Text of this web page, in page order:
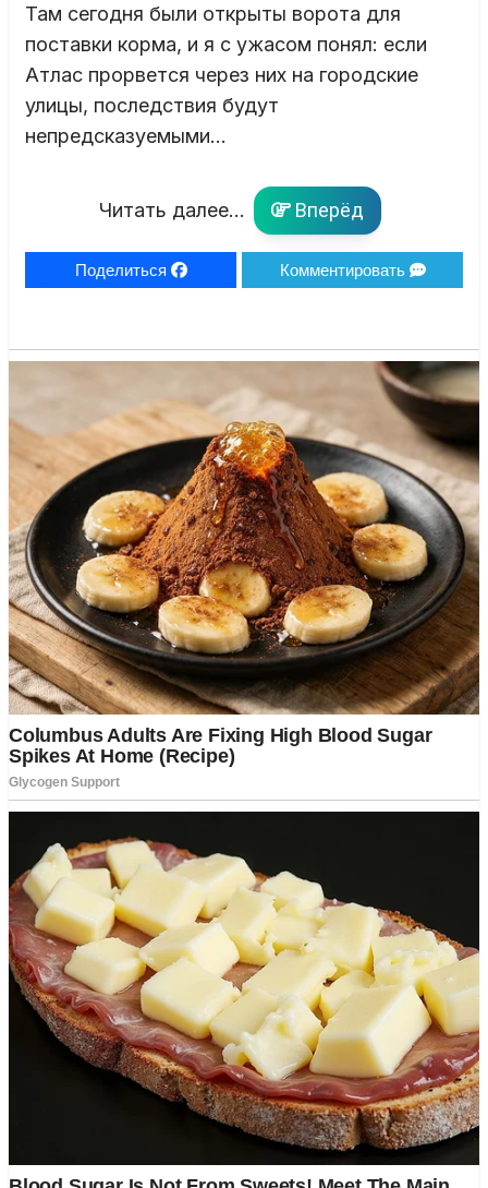
Там сегодня были открыты ворота для
поставки корма, и я с ужасом понял: если
Атлас прорвется через них на городские
улицы, последствия будут
непредсказуемыми…
Читать далее... Вперёд
Поделиться Комментировать